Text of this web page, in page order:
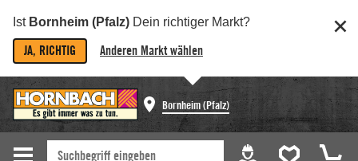
Ist Bornheim (Pfalz) Dein richtiger Markt?
JA, RICHTIG Anderen Markt wählen
Bornheim (Pfalz)